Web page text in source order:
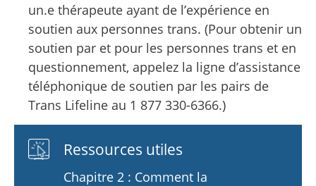
un.e thérapeute ayant de l’expérience en
soutien aux personnes trans. (Pour obtenir un
soutien par et pour les personnes trans et en
questionnement, appelez la ligne d’assistance
téléphonique de soutien par les pairs de
Trans Lifeline au 1 877 330-6366.)
Ressources utiles
Chapitre 2 : Comment la